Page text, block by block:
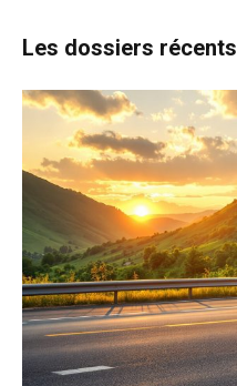
Les dossiers récents